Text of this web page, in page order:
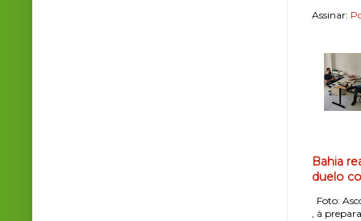
Assinar:
Bahia
duelo
Foto:
, à